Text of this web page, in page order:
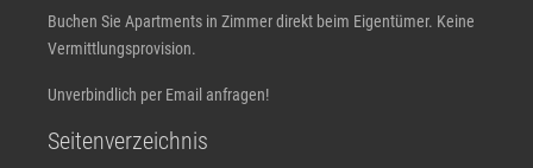
Buchen Sie Apartments in Zimmer direkt beim Eigentümer. Keine
Vermittlungsprovision.
Unverbindlich per Email anfragen!
Seitenverzeichnis